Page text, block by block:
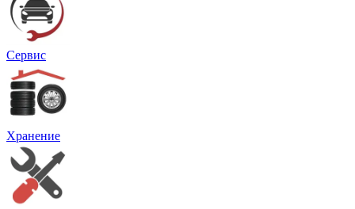
Сервис
Хранение